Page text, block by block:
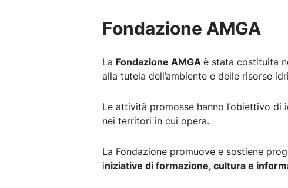
Fondazione AMGA
La Fondazione AMGA è stata costituita
alla tutela dell’ambiente e delle risorse
Le attività promosse hanno l’obiettivo
nei territori in cui opera.
La Fondazione promuove e sostiene
iniziative di formazione, cultura e